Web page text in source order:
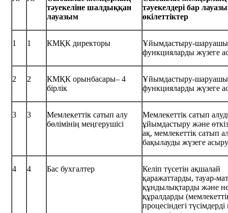
тәуекелінешалдыққан
лауазым
тәуекелдері бар
өкілеттіктер
1 1 КМҚК директоры
Ұйымдастыру-
функцияларды жүзеге
2 2
КМҚК орынбасары– 4
бірлік
Ұйымдастыру-
функцияларды жүзеге
3 3
Мемлекеттік сатып алу
бөлімінің меңгерушісі
Мемлекеттік сатып
ұйымдастыру және
ақ, мемлекеттік сатып
бақылауды жүзеге
4 4 Бас бухгалтер
Келіп түсетін ақшалай
қаражаттарды, тауар-
құндылықтарды және
құралдарды
процесіндегі түсімдерді